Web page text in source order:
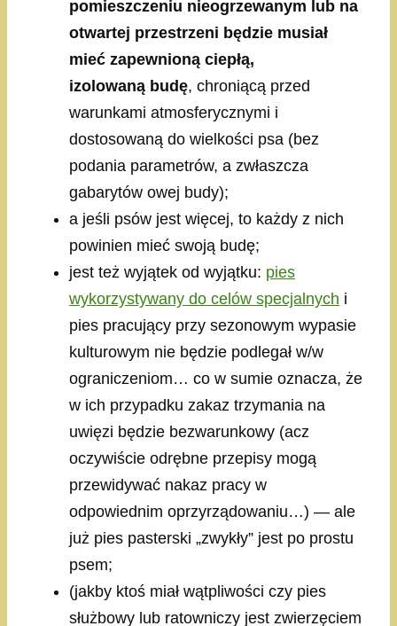
pomieszczeniu nieogrzewanym lub na
otwartej przestrzeni będzie musiał
mieć zapewnioną ciepłą,
izolowaną budę, chroniącą przed
warunkami atmosferycznymi i
dostosowaną do wielkości psa (bez
podania parametrów, a zwłaszcza
gabarytów owej budy);
a jeśli psów jest więcej, to każdy z nich
powinien mieć swoją budę;
jest też wyjątek od wyjątku: pies
wykorzystywany do celów specjalnych i
pies pracujący przy sezonowym wypasie
kulturowym nie będzie podlegał w/w
ograniczeniom… co w sumie oznacza, że
w ich przypadku zakaz trzymania na
uwięzi będzie bezwarunkowy (acz
oczywiście odrębne przepisy mogą
przewidywać nakaz pracy w
odpowiednim oprzyrządowaniu…) — ale
już pies pasterski „zwykły” jest po prostu
psem;
(jakby ktoś miał wątpliwości czy pies
służbowy lub ratowniczy jest zwierzęciem